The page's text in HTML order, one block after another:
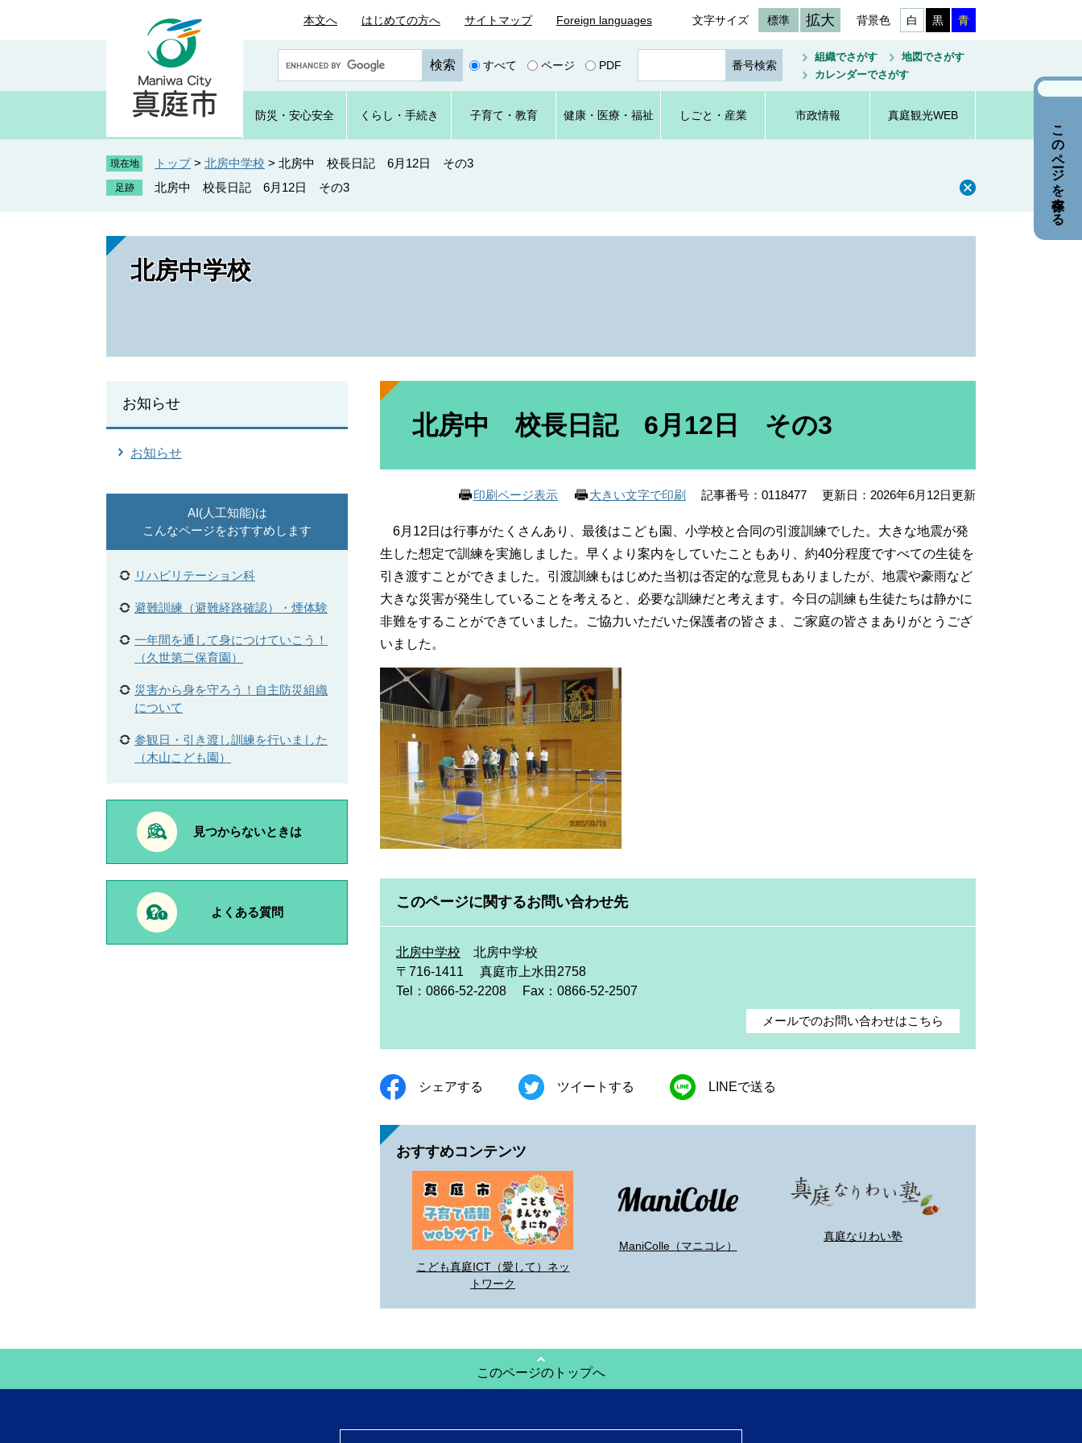
本文へ はじめての方へ サイトマップ Foreign languages 文字サイズ 標準 拡大 背景色 白 黒 青
o
e
カ
タ
すべて ページ PDF
ジ
番
号
を
組織でさがす
地図でさがす
カレンダーでさがす
防災・ 安心安全 くらし ・手続き 子育て ・教育 健康・ 医療・ 福祉 しごと ・産業 市政情報 真庭観光WEB
現在地 トップ > 北房中学校 > 北房中 校長日記 6月12日 その3
北房中 校長日記 6月12日 その3
北房中学校
本
北房中 校長日記 6月12日 その3
印刷ページ表示 大きい文字で印刷 記事番号：0118477 更新日：2026年6月12日更新
6月12日は行事がたくさんあり、最後はこども園、小学校と合同の引渡訓練でした。大きな地震が発
生した想定で訓練を実施しました。早くより案内をしていたこともあり、約40分程度ですべての生徒を
引き渡すことができました。引渡訓練もはじめた当初は否定的な意見もありましたが、地震や豪雨など
大きな災害が発生していることを考えると、必要な訓練だと考えます。今日の訓練も生徒たちは静かに
非難をすることができていました。ご協力いただいた保護者の皆さま、ご家庭の皆さまありがとうござ
いました。
このページに関するお問い合わせ先
北房中学校
北房中学校
〒716-1411
真庭市上水田2758
Tel：0866-52-2208
Fax：0866-52-2507
メールでのお問い合わせはこちら
シェアする ツイートする LINEで送る
おすすめコンテンツ
こども真庭ICT（愛して）ネッ
トワーク
ManiColle（マニコレ）
真庭なりわい塾
お知らせ
お知らせ
AI(人工知能)は
こんなページをおすすめします
リハビリテーション科
避難訓練（避難経路確認）・煙体験
一年間を通して身につけていこう！
（久世第二保育園）
災害から身を守ろう！自主防災組織
について
参観日・引き渡し訓練を行いました
（木山こども園）
見つからないときは
よくある質問
このページのトップへ
このページを保存する